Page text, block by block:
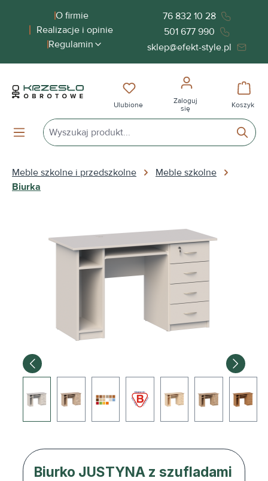
zawartościO firmie
Realizacje i opinie
Regulamin
76 832 10 28
501 677 990
sklep@efekt-style.pl
Masz 0 przedmioty na liście
Ulubione
Zaloguj
się
Koszyk
Meble szkolne i przedszkolne
Meble szkolne
Biurka
Biurko JUSTYNA z szufladami